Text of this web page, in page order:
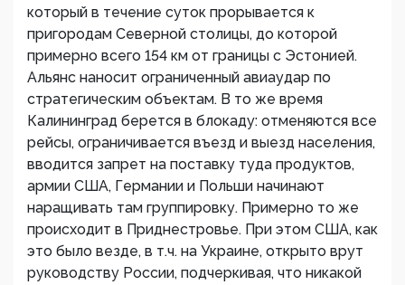
который в течение суток прорывается к
пригородам Северной столицы, до которой
примерно всего 154 км от границы с Эстонией.
Альянс наносит ограниченный авиаудар по
стратегическим объектам. В то же время
Калининград берется в блокаду: отменяются все
рейсы, ограничивается въезд и выезд населения,
вводится запрет на поставку туда продуктов,
армии США, Германии и Польши начинают
наращивать там группировку. Примерно то же
происходит в Приднестровье. При этом США, как
это было везде, в т.ч. на Украине, открыто врут
руководству России, подчеркивая, что никакой